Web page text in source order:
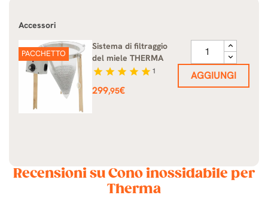
Accessori
Sistema di filtraggio
del miele THERMA
star star star star star 1
Prezzo
299,95€
PACCHETTO
AGGIUNGI
Recensioni su Cono inossidabile per
Therma